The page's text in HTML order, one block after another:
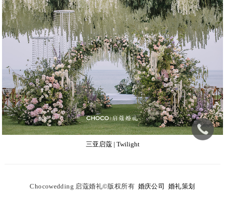
三亚启蔻 | Twilight
Chocowedding 启蔻婚礼©版权所有 婚庆公司 婚礼策划